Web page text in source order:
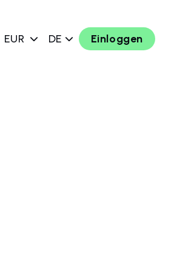
EUR DE Einloggen